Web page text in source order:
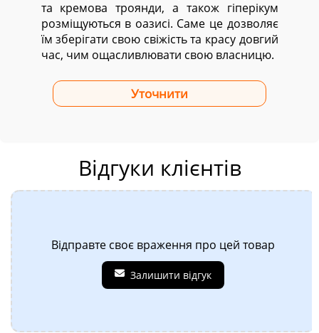
та кремова троянди, а також гіперікум
розміщуються в оазисі. Саме це дозволяє
їм зберігати свою свіжість та красу довгий
час, чим ощасливлювати свою власницю.
Відгуки клієнтів
Відправте своє враження про цей товар
Залишити відгук